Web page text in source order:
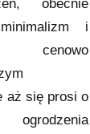
obecnie
i
aż się prosi o